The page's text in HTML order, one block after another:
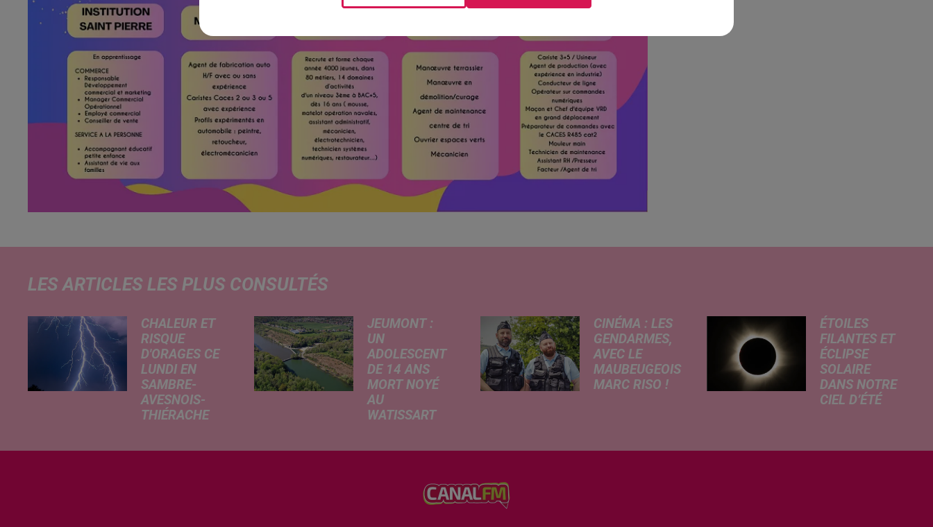
LES ARTICLES LES PLUS CONSULTÉS
CHALEUR ET
RISQUE
D'ORAGES CE
LUNDI EN
SAMBRE-
AVESNOIS-
THIÉRACHE
typiquement
JEUMONT :
UN
ADOLESCENT
DE 14 ANS
MORT NOYÉ
AU
WATISSART
informations
lundi par nos
confrères de La
CINÉMA : LES
GENDARMES,
AVEC LE
MAUBEUGEOIS
MARC RISO !
de la célèbre bande
ÉTOILES
FILANTES ET
ÉCLIPSE
SOLAIRE
DANS NOTRE
CIEL D’ÉTÉ
exceptionnel qui